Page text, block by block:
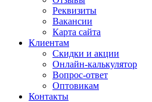
Реквизиты
Вакансии
Карта сайта
Клиентам
Скидки и акции
Онлайн-калькулятор
Вопрос-ответ
Оптовикам
Контакты